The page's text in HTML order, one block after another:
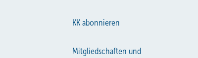
KK abonnieren
Mitgliedschaften und